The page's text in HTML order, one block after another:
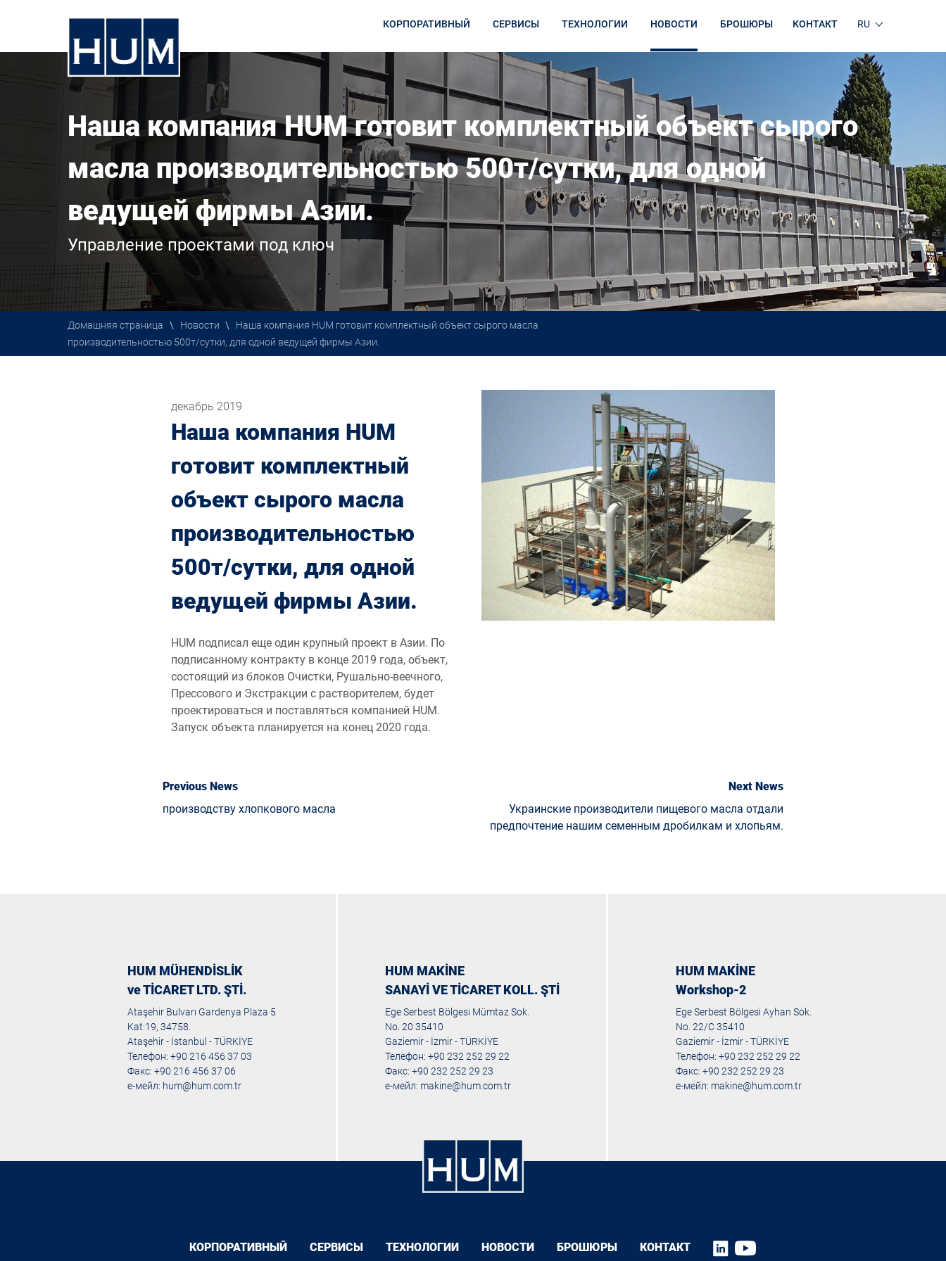
КОРПОРАТИВНЫЙ СЕРВИСЫ ТЕХНОЛОГИИ НОВОСТИ БРОШЮРЫ КОНТАКТ RU
Наша компания HUM готовит комплектный объект сырого
масла производительностью 500т/сутки, для одной
ведущей фирмы Азии.
Управление проектами под ключ
Домашняя страница \ Новости \
Наша компания HUM готовит комплектный объект сырого масла
производительностью 500т/сутки, для одной ведущей фирмы Азии.
декабрь 2019
Наша компания HUM
готовит комплектный
объект сырого масла
производительностью
500т/сутки, для одной
ведущей фирмы Азии.
HUM подписал еще один крупный проект в Азии. По
подписанному контракту в конце 2019 года, объект,
состоящий из блоков Очистки, Рушально-веечного,
Прессового и Экстракции с растворителем, будет
проектироваться и поставляться компанией HUM.
Запуск объекта планируется на конец 2020 года.
Previous News
производству хлопкового масла
Next News
Украинские производители пищевого масла отдали
предпочтение нашим семенным дробилкам и хлопьям.
HUM MÜHENDİSLİK
ve TİCARET LTD. ŞTİ.
Ataşehir Bulvarı Gardenya Plaza 5
Kat:19, 34758.
Ataşehir - İstanbul - TÜRKİYE
Телефон: +90 216 456 37 03
Факс: +90 216 456 37 06
е-мейл: hum@hum.com.tr
HUM MAKİNE
SANAYİ VE TİCARET KOLL. ŞTİ
Ege Serbest Bölgesi Mümtaz Sok.
No. 20 35410
Gaziemir - İzmir - TÜRKİYE
Телефон: +90 232 252 29 22
Факс: +90 232 252 29 23
е-мейл: makine@hum.com.tr
HUM MAKİNE
Workshop-2
Ege Serbest Bölgesi Ayhan Sok.
No. 22/C 35410
Gaziemir - İzmir - TÜRKİYE
Телефон: +90 232 252 29 22
Факс: +90 232 252 29 23
е-мейл: makine@hum.com.tr
КОРПОРАТИВНЫЙ СЕРВИСЫ ТЕХНОЛОГИИ НОВОСТИ БРОШЮРЫ КОНТАКТ